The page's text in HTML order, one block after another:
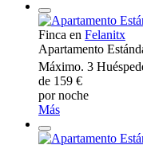
Finca en Felanitx
Apartamento
Máximo. 3
de 159 €
por noche
Más